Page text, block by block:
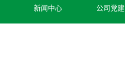
新闻中心 公司党建